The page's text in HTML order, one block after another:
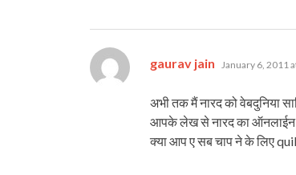
gaurav jain says:
January 6, 2011
अभी तक मैं नारद को वेबदुनिया
आपके लेख से नारद का ऑनलाईन
क्या आप ए सब चाप ने के लिए